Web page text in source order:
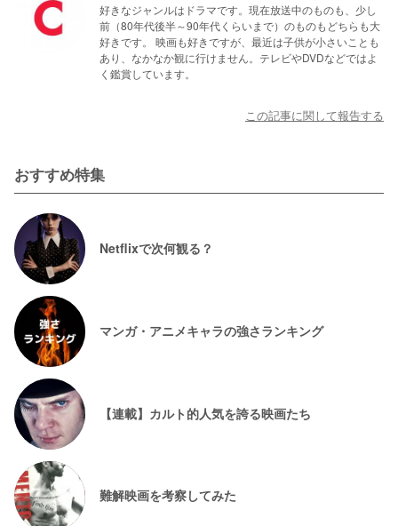
好きなジャンルはドラマです。現在放送中のものも、少し
前（80年代後半～90年代くらいまで）のものもどちらも大
好きです。 映画も好きですが、最近は子供が小さいことも
あり、なかなか観に行けません。テレビやDVDなどではよ
く鑑賞しています。
この記事に関して報告する
おすすめ特集
Netflixで次何観る？
マンガ・アニメキャラの強さランキング
【連載】カルト的人気を誇る映画たち
難解映画を考察してみた